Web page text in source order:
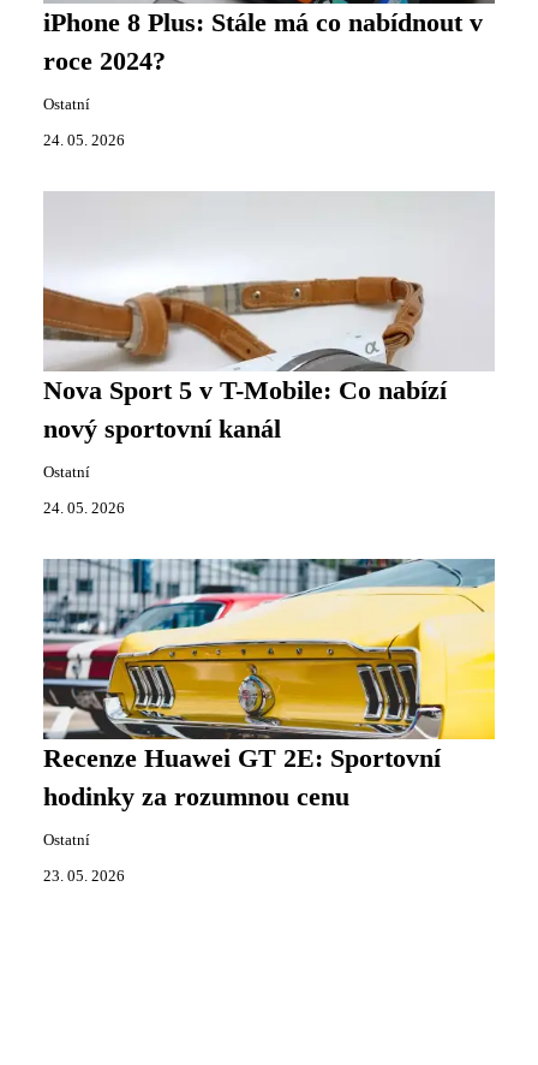
iPhone 8 Plus: Stále má co nabídnout v
roce 2024?
Ostatní
24. 05. 2026
Nova Sport 5 v T-Mobile: Co nabízí
nový sportovní kanál
Ostatní
24. 05. 2026
Recenze Huawei GT 2E: Sportovní
hodinky za rozumnou cenu
Ostatní
23. 05. 2026